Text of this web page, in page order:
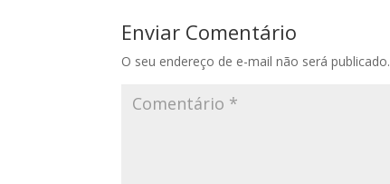
Enviar Comentário
O seu endereço de e-mail não será publicado.